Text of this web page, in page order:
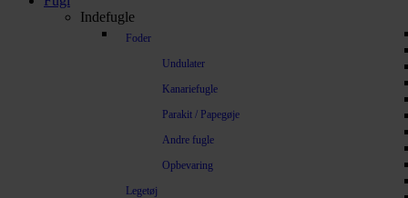
Indefugle
Foder
Undulater
Kanariefugle
Parakit / Papegøje
Andre fugle
Opbevaring
Legetøj